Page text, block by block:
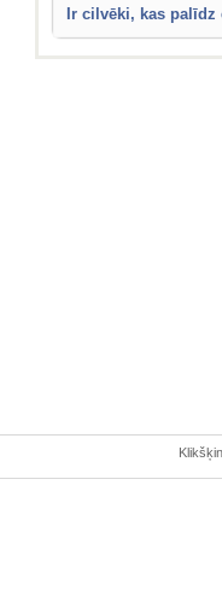
Ir cilvēki, kas